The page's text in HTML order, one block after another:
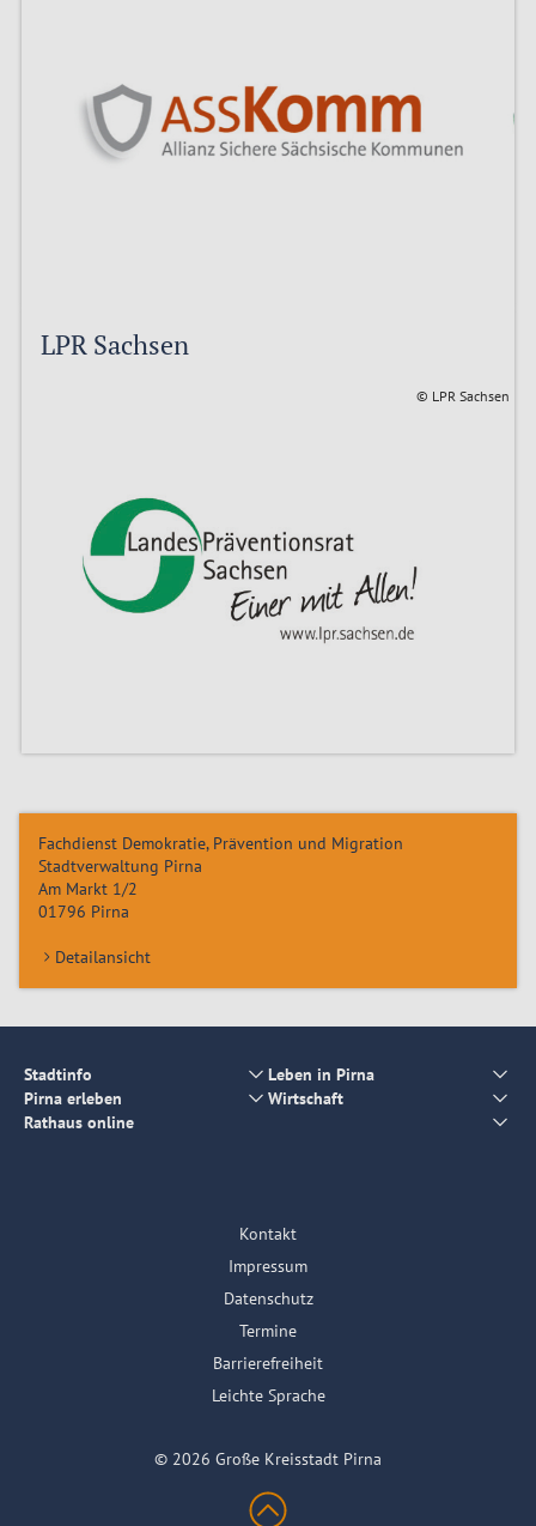
LPR Sachsen
© LPR Sachsen
Fachdienst Demokratie, Prävention und Migration
Stadtverwaltung Pirna
Am Markt 1/2
01796 Pirna
Detailansicht
Stadtinfo
Leben in Pirna
Pirna erleben
Wirtschaft
Rathaus online
Kontakt
Impressum
Datenschutz
Termine
Barrierefreiheit
Leichte Sprache
© 2026 Große Kreisstadt Pirna